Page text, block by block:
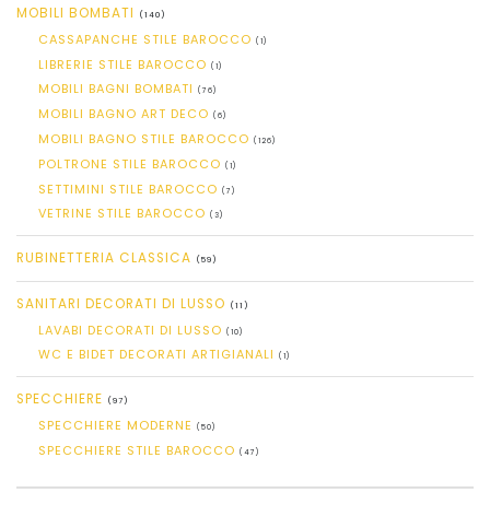
MOBILI BOMBATI (140)
CASSAPANCHE STILE BAROCCO (1)
LIBRERIE STILE BAROCCO (1)
MOBILI BAGNI BOMBATI (76)
MOBILI BAGNO ART DECO (6)
MOBILI BAGNO STILE BAROCCO (126)
POLTRONE STILE BAROCCO (1)
SETTIMINI STILE BAROCCO (7)
VETRINE STILE BAROCCO (3)
RUBINETTERIA CLASSICA (59)
SANITARI DECORATI DI LUSSO (11)
LAVABI DECORATI DI LUSSO (10)
WC E BIDET DECORATI ARTIGIANALI (1)
SPECCHIERE (97)
SPECCHIERE MODERNE (50)
SPECCHIERE STILE BAROCCO (47)